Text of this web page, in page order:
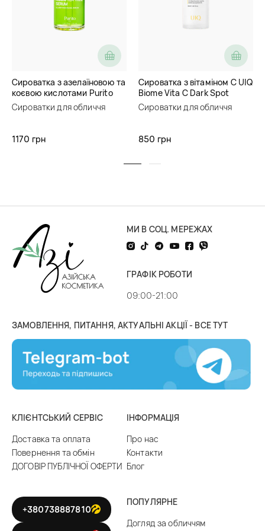
Сироватка з азелаїновою та
коєвою кислотами Purito
Seoul Azelaic Acid 10 Kojic
Tea Tree Serum
Сироватки для обличчя
1170 грн
Сироватка з вітаміном C UIQ
Biome Vita C Dark Spot
Serum
Сироватки для обличчя
850 грн
МИ В СОЦ. МЕРЕЖАХ
ГРАФІК РОБОТИ
09:00-21:00
ЗАМОВЛЕННЯ, ПИТАННЯ, АКТУАЛЬНІ АКЦІЇ - ВСЕ ТУТ
КЛІЄНТСЬКИЙ СЕРВІС
Доставка та оплата
Повернення та обмін
ДОГОВІР ПУБЛІЧНОЇ ОФЕРТИ
ІНФОРМАЦІЯ
Про нас
Контакти
Блог
+380738887810
ПОПУЛЯРНЕ
Догляд за обличчям